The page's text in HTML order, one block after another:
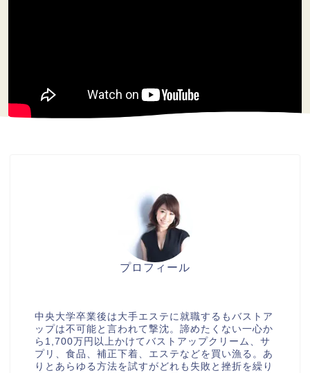
プロフィール
中央大学卒業後は大手エステに就職するもバストア
ップは不可能と言われて撃沈。諦めたくない一心か
ら1,700万円以上かけてバストアップクリーム、サ
プリ、食品、補正下着、エステなどを買い漁る。あ
りとあらゆる方法を試すがどれも失敗と挫折を繰り